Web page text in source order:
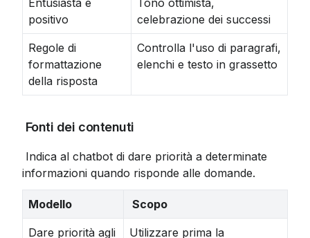
Entusiasta e
positivo
Tono ottimista,
celebrazione dei successi
Regole di
formattazione
della risposta
Controlla l'uso di paragrafi,
elenchi e testo in grassetto
Fonti dei contenuti
informazioni quando risponde alle domande.
Modello Scopo
Dare priorità agli
Utilizzare prima la